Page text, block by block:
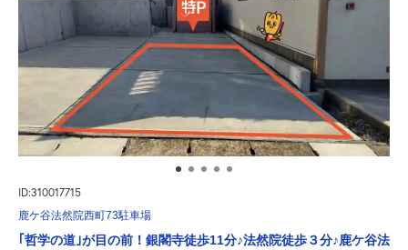
ID:310017715
鹿ケ谷法然院西町73駐車場
｢哲学の道｣が目の前！銀閣寺徒歩11分♪法然院徒歩３分♪鹿ケ谷法